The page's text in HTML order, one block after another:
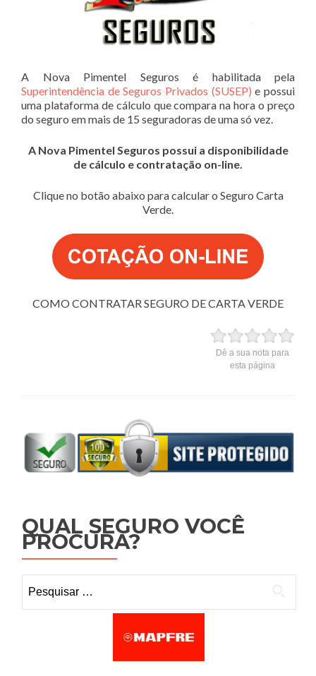
A Nova Pimentel Seguros é habilitada pela
Superintendência de Seguros Privados (SUSEP) e possui
uma plataforma de cálculo que compara na hora o preço
do seguro em mais de 15 seguradoras de uma só vez.
A Nova Pimentel Seguros possui a disponibilidade
de cálculo e contratação on-line.
Clique no botão abaixo para calcular o Seguro Carta
Verde.
COMO CONTRATAR SEGURO DE CARTA VERDE
Dê a sua nota para
esta página
QUAL SEGURO VOCÊ
PROCURA?